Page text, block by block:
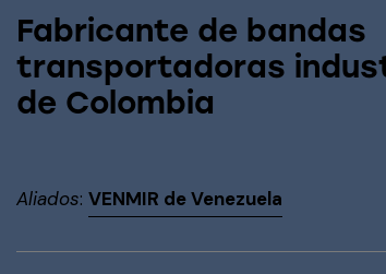
Fabricante de bandas
transportadoras
de Colombia
Aliados: VENMIR de Venezuela